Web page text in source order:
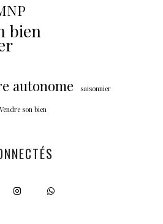
bien
autonome saisonnier
Vendre son bien